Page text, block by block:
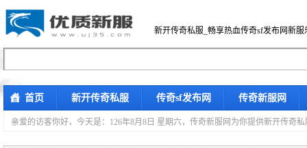
新开传奇私服_畅享热血传奇sf发布网新服
首页 新开传奇私服 传奇sf发布网 传奇新服网
亲爱的访客你好， 今天是：126年8月8日 星期六，传奇新服网为你提供新开传奇